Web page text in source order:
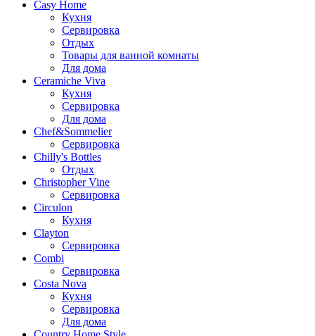
Casy Home
Кухня
Сервировка
Отдых
Товары для ванной комнаты
Для дома
Ceramiche Viva
Кухня
Сервировка
Для дома
Chef&Sommelier
Сервировка
Chilly's Bottles
Отдых
Christopher Vine
Сервировка
Circulon
Кухня
Clayton
Сервировка
Combi
Сервировка
Costa Nova
Кухня
Сервировка
Для дома